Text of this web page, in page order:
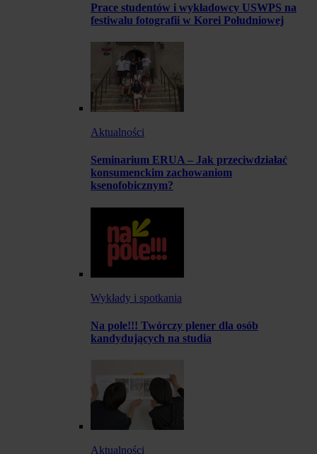
Prace studentów i wykładowcy USWPS na
festiwalu fotografii w Korei Południowej
Aktualności
Seminarium ERUA – Jak przeciwdziałać
konsumenckim zachowaniom
ksenofobicznym?
Wykłady i spotkania
Na pole!!! Twórczy plener dla osób
kandydujących na studia
Aktualności